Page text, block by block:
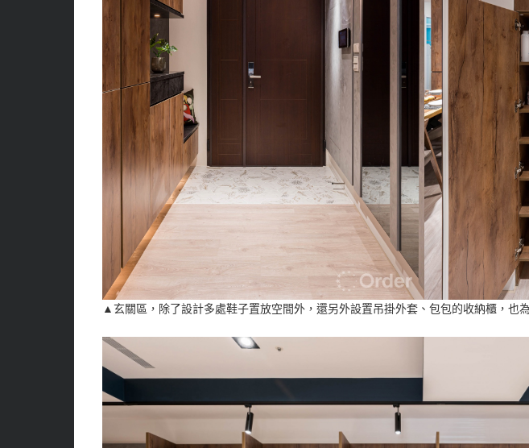
▲玄關區，除了設計多處鞋子置放空間外，還另外設置吊掛外套、包包的收納櫃，也